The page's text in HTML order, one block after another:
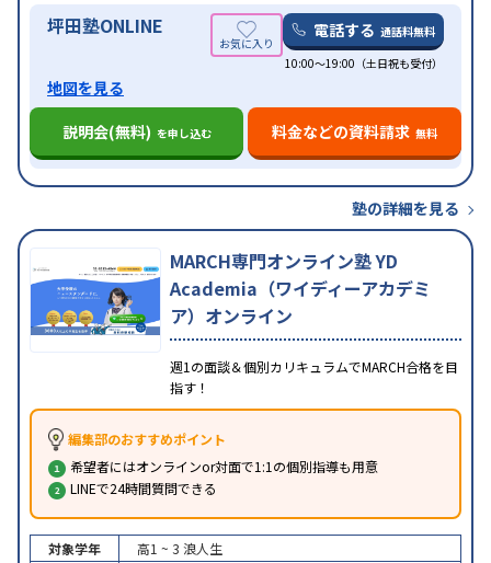
坪田塾ONLINE 電話する 通話料無料
10:00～19:00（土日祝も受付）
地図を見る
説明会(無料) を申し込む 料金などの資料請求 無料
塾の詳細を見る
MARCH専門オンライン塾 YD
Academia（ワイディーアカデミ
ア）オンライン
週1の面談＆個別カリキュラムでMARCH合格を目
指す！
編集部のおすすめポイント
希望者にはオンラインor対面で1:1の個別指導も用意
LINEで24時間質問できる
対象学年 高1 ~ 3 浪人生